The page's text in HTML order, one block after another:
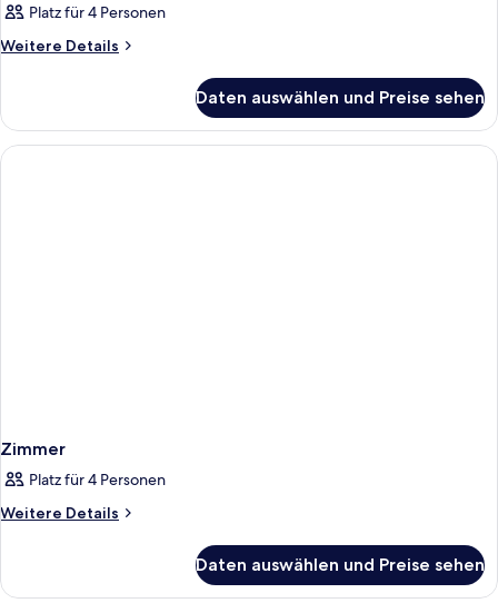
Platz für 4 Personen
Weitere Details
Weitere
Daten auswählen und Preise sehen
Zimmer
Platz für 4 Personen
Weitere Details
Weitere
Daten auswählen und Preise sehen